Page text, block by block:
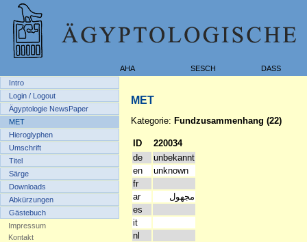
AHA SESCH
DASS
Intro
Login / Logout
Ägyptologie NewsPaper
MET
Hieroglyphen
Umschrift
Titel
Särge
Downloads
Abkürzungen
Gästebuch
Impressum
Kontakt
MET
Kategorie: Fundzusammenhang (22)
ID
220034
de
unbekannt
en
unknown
fr
ar
مجهول
es
it
nl